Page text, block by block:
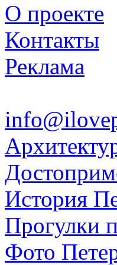
О проекте
Контакты
Реклама
История
Прогулки
Фото